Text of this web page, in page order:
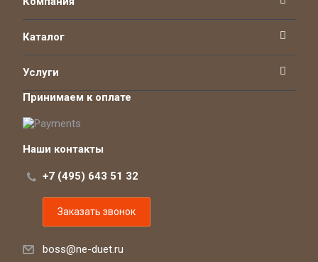
Каталог
Услуги
Принимаем к оплате
Наши контакты
+7 (495) 643 51 32
Заказать звонок
boss@ne-duet.ru